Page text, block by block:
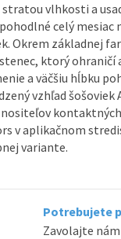
stratou vlhkosti a
celý mesiac
Okrem základnej
ktorý ohraničí
a väčšiu hĺbku
vzhľad šošoviek
nositeľov
v aplikačnom
variante.
Potrebujete
Zavolajte